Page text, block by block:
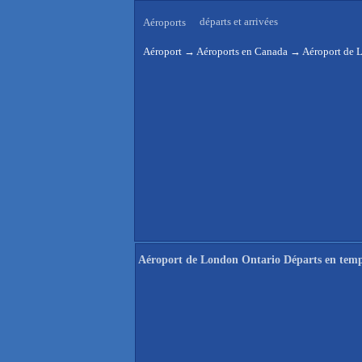
Aéroports départs et arrivées
Aéroport → Aéroports en Canada → Aéroport de
Aéroport de London Ontario Départs en